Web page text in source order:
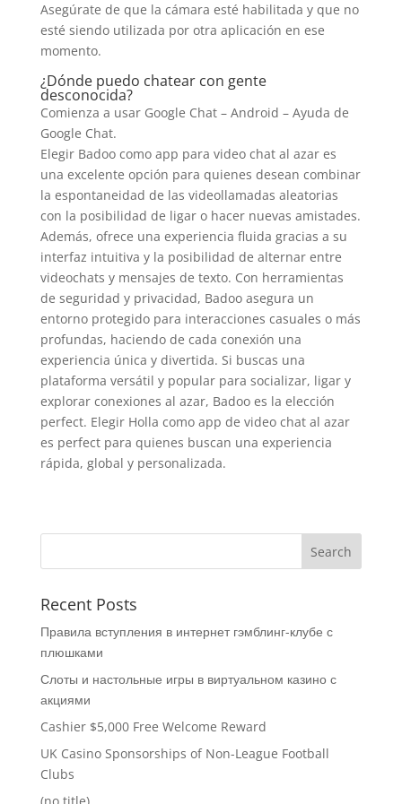
Asegúrate de que la cámara esté habilitada y que no
esté siendo utilizada por otra aplicación en ese
momento.
¿Dónde puedo chatear con gente
desconocida?
Comienza a usar Google Chat – Android – Ayuda de
Google Chat.
Elegir Badoo como app para video chat al azar es
una excelente opción para quienes desean combinar
la espontaneidad de las videollamadas aleatorias
con la posibilidad de ligar o hacer nuevas amistades.
Además, ofrece una experiencia fluida gracias a su
interfaz intuitiva y la posibilidad de alternar entre
videochats y mensajes de texto. Con herramientas
de seguridad y privacidad, Badoo asegura un
entorno protegido para interacciones casuales o más
profundas, haciendo de cada conexión una
experiencia única y divertida. Si buscas una
plataforma versátil y popular para socializar, ligar y
explorar conexiones al azar, Badoo es la elección
perfect. Elegir Holla como app de video chat al azar
es perfect para quienes buscan una experiencia
rápida, global y personalizada.
Recent Posts
Правила вступления в интернет гэмблинг-клубе с
плюшками
Слоты и настольные игры в виртуальном казино с
акциями
Cashier $5,000 Free Welcome Reward
UK Casino Sponsorships of Non-League Football
Clubs